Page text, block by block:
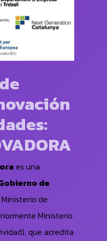
es una
de
de
Ministerio
que acredita